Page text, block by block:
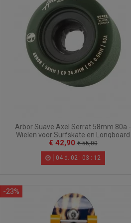
Arbor Suave Axel Serrat 58mm 80a -
Wielen voor Surfskate en Longboard
€ 42,90 € 55,00
04 d. 02 : 03 : 10
-23%